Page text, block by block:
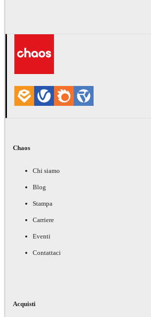
Chaos
Chi siamo
Blog
Stampa
Carriere
Eventi
Contattaci
Acquisti